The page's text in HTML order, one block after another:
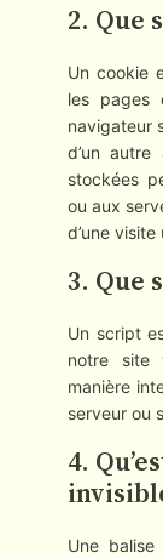
2. Que
Un cookie
les pages
navigateur
d’un
stockées
ou aux
d’une visite
3. Que
Un script
notre site
manière
serveur ou
4.
Une